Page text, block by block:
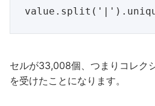
セルが33,008個、つまりコレク
を受けたことになります。